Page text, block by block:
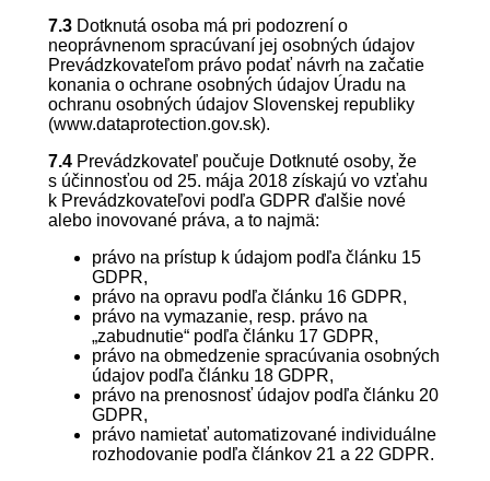
7.3Dotknutá osoba má pri podozrení o
neoprávnenom spracúvaní jej osobných údajov
Prevádzkovateľom právo podať návrh na začatie
konania o ochrane osobných údajov Úradu na
ochranu osobných údajov Slovenskej republiky
(www.dataprotection.gov.sk).
7.4Prevádzkovateľ poučuje Dotknuté osoby, že
s účinnosťou od 25. mája 2018 získajú vo vzťahu
k Prevádzkovateľovi podľa GDPR ďalšie nové
alebo inovované práva, a to najmä:
právo na prístup k údajom podľa článku 15
GDPR,
právo na opravu podľa článku 16 GDPR,
právo na vymazanie, resp. právo na
„zabudnutie“ podľa článku 17 GDPR,
právo na obmedzenie spracúvania osobných
údajov podľa článku 18 GDPR,
právo na prenosnosť údajov podľa článku 20
GDPR,
právo namietať automatizované individuálne
rozhodovanie podľa článkov 21 a 22 GDPR.